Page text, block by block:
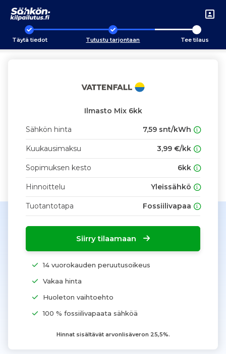
Täytä tiedot Tutustu tarjontaan Tee tilaus
Ilmasto Mix 6kk
Sähkön hinta 7,59 snt/kWh
Kuukausimaksu 3,99 €/kk
Sopimuksen kesto 6kk
Hinnoittelu Yleissähkö
Tuotantotapa Fossiilivapaa
Siirry tilaamaan
14 vuorokauden peruutusoikeus
Vakaa hinta
Huoleton vaihtoehto
100 % fossiilivapaata sähköä
Hinnat sisältävät arvonlisäveron 25,5%.